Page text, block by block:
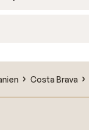
Costa Brava